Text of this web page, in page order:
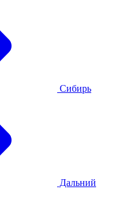
Сибирь
Дальний